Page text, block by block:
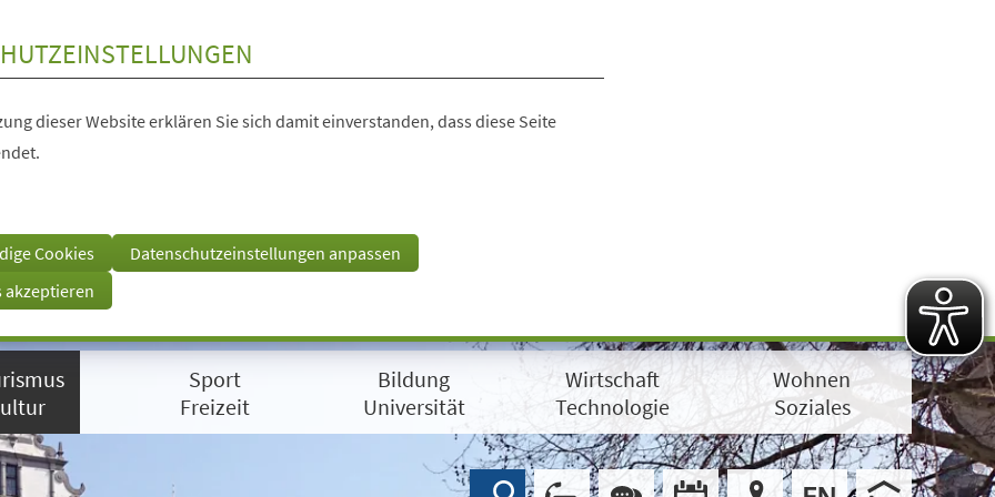
dieser Website erklären Sie sich damit einverstanden, dass diese Seite
Cookies
Datenschutzeinstellungen anpassen
akzeptieren
Sport
Freizeit
Bildung
Universität
Wirtschaft
Technologie
Wohnen
Soziales